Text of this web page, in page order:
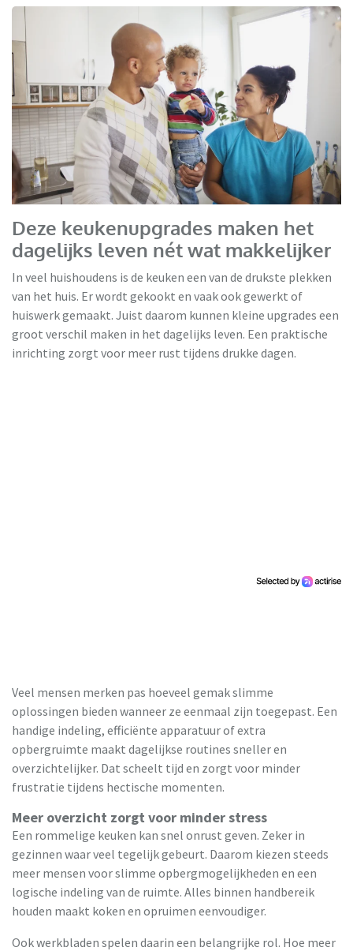
Keukenloods
Deze keukenupgrades maken het
dagelijks leven nét wat makkelijker
In veel huishoudens is de keuken een van de drukste plekken
van het huis. Er wordt gekookt en vaak ook gewerkt of
huiswerk gemaakt. Juist daarom kunnen kleine upgrades een
groot verschil maken in het dagelijks leven. Een praktische
inrichting zorgt voor meer rust tijdens drukke dagen.
Veel mensen merken pas hoeveel gemak slimme
oplossingen bieden wanneer ze eenmaal zijn toegepast. Een
handige indeling, efficiënte apparatuur of extra
opbergruimte maakt dagelijkse routines sneller en
overzichtelijker. Dat scheelt tijd en zorgt voor minder
frustratie tijdens hectische momenten.
Meer overzicht zorgt voor minder stress
Een rommelige keuken kan snel onrust geven. Zeker in
gezinnen waar veel tegelijk gebeurt. Daarom kiezen steeds
meer mensen voor slimme opbergmogelijkheden en een
logische indeling van de ruimte. Alles binnen handbereik
houden maakt koken en opruimen eenvoudiger.
Ook werkbladen spelen daarin een belangrijke rol. Hoe meer